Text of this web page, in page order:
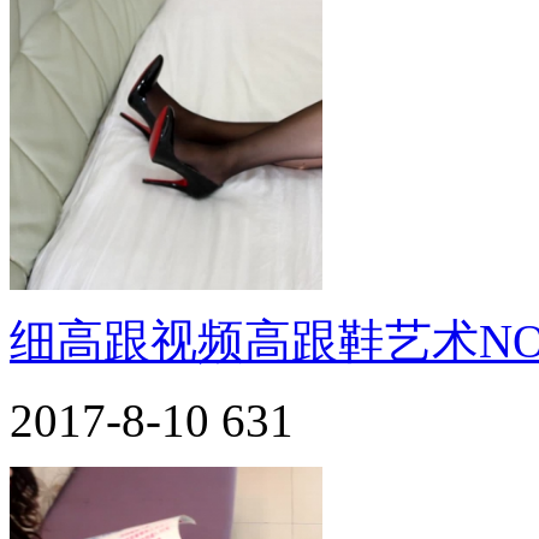
细高跟视频高跟鞋艺术
2017-8-10 631